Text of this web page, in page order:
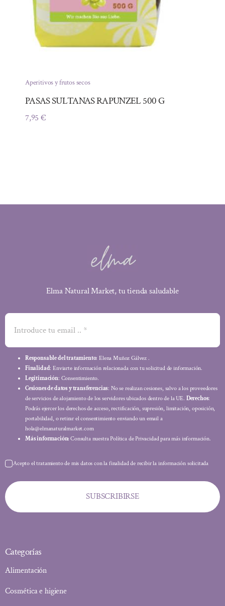
Aperitivos y frutos secos
PASAS SULTANAS RAPUNZEL 500 G
7,95€
Elma Natural Market, tu tienda saludable
Responsable del tratamiento: Elena Muñoz Gálvez .
Finalidad: Enviarte información relacionada con tu solicitud de información.
Legitimación: Consentimiento.
Cesiones de datos y transferencias: No se realizan cesiones, salvo a los proveedores
de servicios de alojamiento de los servidores ubicados dentro de la UE. Derechos:
Podrás ejercer los derechos de acceso, rectificación, supresión, limitación, oposición,
portabilidad, o retirar el consentimiento enviando un email a
hola@elmanaturalmarket.com
Más información: Consulta nuestra Política de Privacidad para más información.
Acepto el tratamiento de mis datos con la finalidad de recibir la información solicitada
SUBSCRIBIRSE
Categorías
Alimentación
Cosmética e higiene